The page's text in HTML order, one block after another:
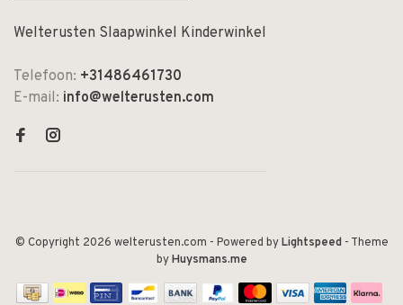
Welterusten Slaapwinkel Kinderwinkel
Telefoon: +31486461730
E-mail: info@welterusten.com
© Copyright 2026 welterusten.com - Powered byLightspeed- Theme
byHuysmans.me